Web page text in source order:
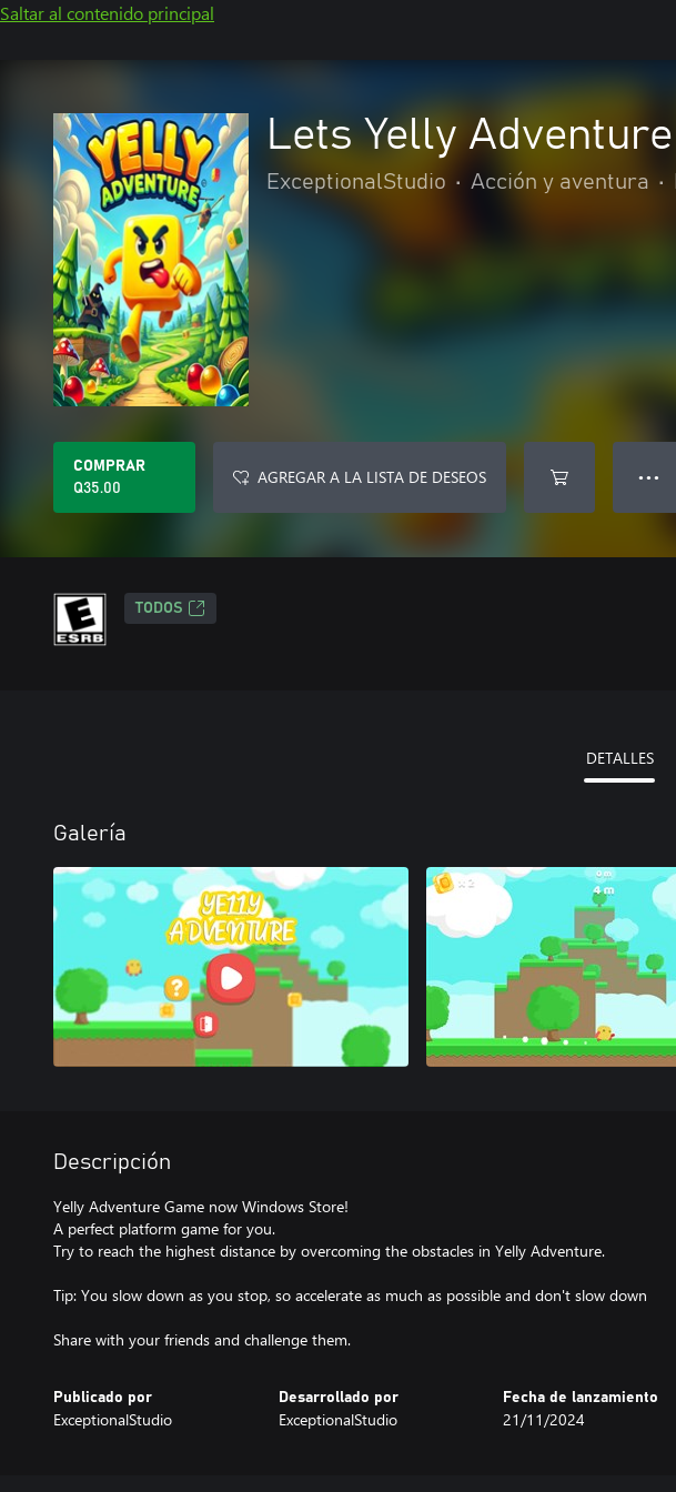
Saltar al contenido principal
Lets Yelly Adventure
ExceptionalStudio • Acción y aventura •
COMPRAR
Q35.00
AGREGAR A LA LISTA DE DESEOS ● ● ●
TODOS
DETALLES
Galería
Descripción
Yelly Adventure Game now Windows Store!
A perfect platform game for you.
Try to reach the highest distance by overcoming the obstacles in Yelly Adventure.
Tip: You slow down as you stop, so accelerate as much as possible and don't slow down
Share with your friends and challenge them.
Publicado por
ExceptionalStudio
Desarrollado por
ExceptionalStudio
Fecha de lanzamiento
21/11/2024